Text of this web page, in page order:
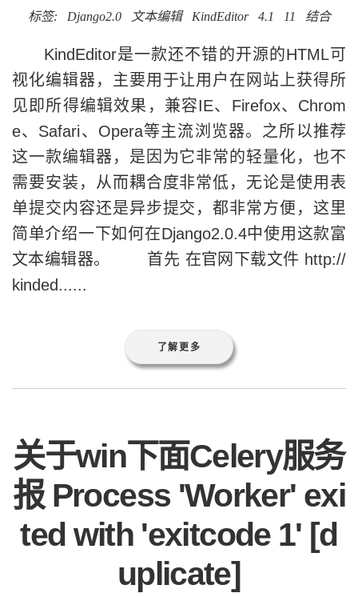
标签: Django2.0 文本编辑 KindEditor 4.1 11 结合
KindEditor是一款还不错的开源的HTML可
视化编辑器，主要用于让用户在网站上获得所
见即所得编辑效果，兼容IE、Firefox、Chrom
e、Safari、Opera等主流浏览器。之所以推荐
这一款编辑器，是因为它非常的轻量化，也不
需要安装，从而耦合度非常低，无论是使用表
单提交内容还是异步提交，都非常方便，这里
简单介绍一下如何在Django2.0.4中使用这款富
文本编辑器。 首先 在官网下载文件 http://
kinded......
了解更多
关于win下面Celery服务
报 Process 'Worker' exi
ted with 'exitcode 1' [d
uplicate]